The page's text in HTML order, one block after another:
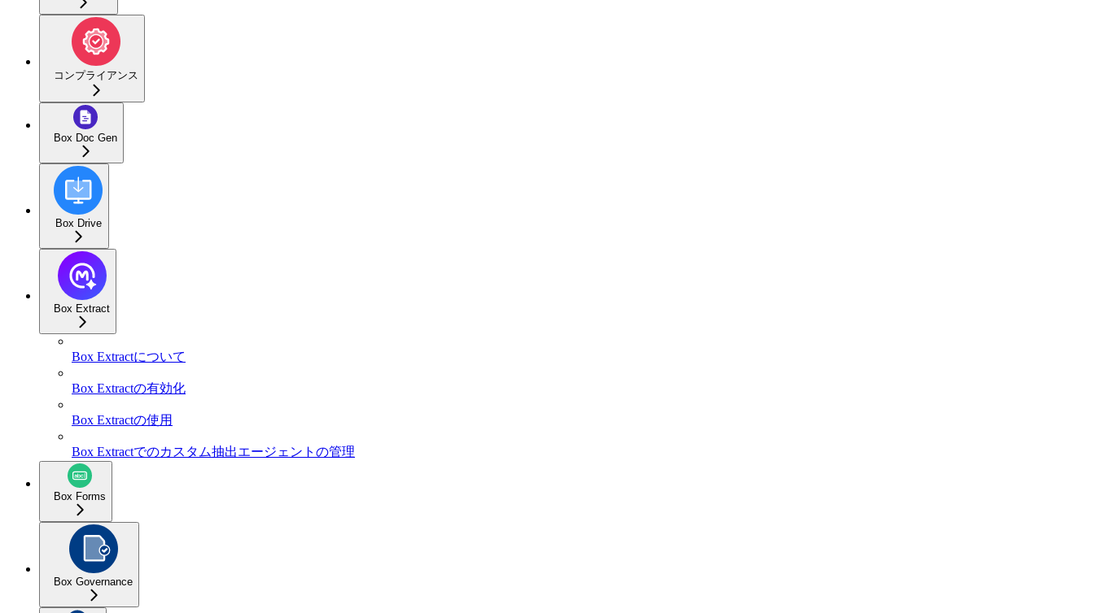
コンプライアンス
Box Doc Gen
Box Drive
Box Extract
Box Extractについて
Box Extractの有効化
Box Extractの使用
Box Extractでのカスタム抽出エージェントの管理
Box Forms
Box Governance